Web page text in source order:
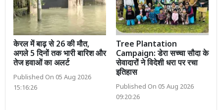
केरल में बाढ़ से 26 की मौत,
अगले 5 दिनों तक भारी बारिश और
तेज हवाओं का अलर्ट
Published On 05 Aug 2026
15:16:26
Tree Plantation
Campaign: डेरा सच्चा सौदा के
सेवादारों ने विदेशी धरा पर रचा
इतिहास
Published On 05 Aug 2026
09:20:26